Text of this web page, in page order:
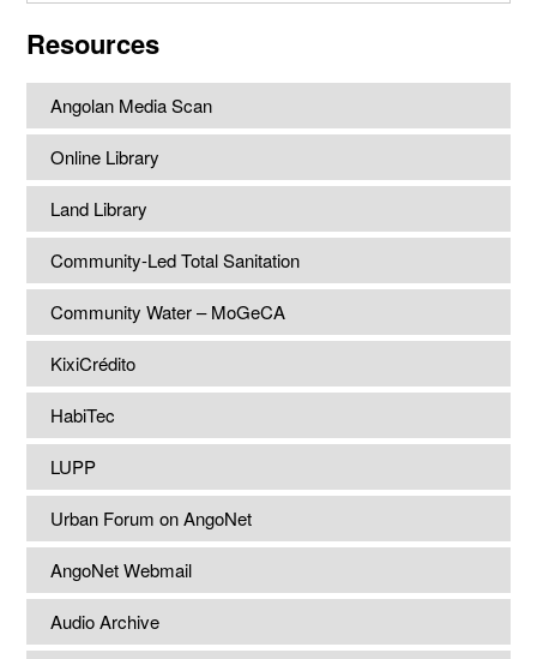
Resources
Angolan Media Scan
Online Library
Land Library
Community-Led Total Sanitation
Community Water – MoGeCA
KixiCrédito
HabiTec
LUPP
Urban Forum on AngoNet
AngoNet Webmail
Audio Archive